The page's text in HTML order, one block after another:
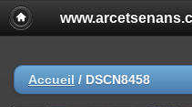
Accueil / DSCN8458